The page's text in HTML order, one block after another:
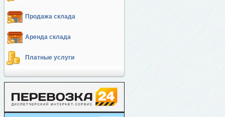
Продажа склада
Аренда склада
Платные услуги